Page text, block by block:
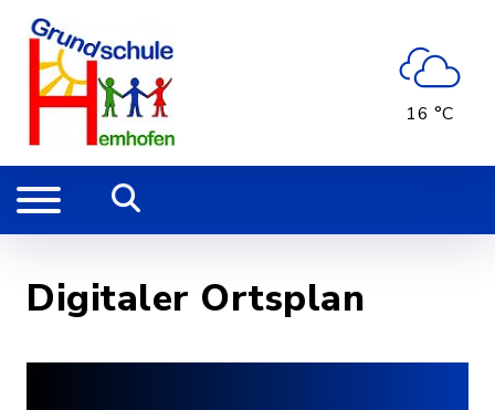
16 °C
Digitaler Ortsplan